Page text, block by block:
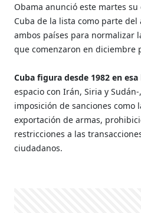
Obama anunció este martes
Cuba de la lista como parte
ambos países para normalizar
que comenzaron en diciembre
Cuba figura desde 1982 en
espacio con Irán, Siria y
imposición de sanciones como
exportación de armas,
restricciones a las
ciudadanos.